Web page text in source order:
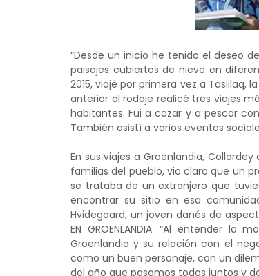
“Desde un inicio he tenido el deseo
paisajes cubiertos de nieve en
2015, viajé por primera vez a Tasiilaq,
anterior al rodaje realicé tres viajes
habitantes. Fui a cazar y a pescar
También asistí a varios eventos
En sus viajes a Groenlandia,
familias del pueblo, vio claro que un
se trataba de un extranjero que
encontrar su sitio en esa
Hvidegaard, un joven danés de
EN GROENLANDIA. “Al entender
Groenlandia y su relación con el
como un buen personaje, con un
del año que pasamos todos juntos y